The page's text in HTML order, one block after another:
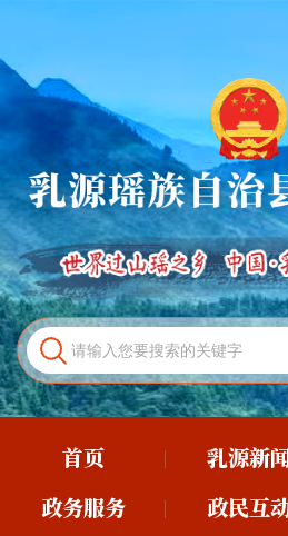
首页 乳源新
政务服务
政民互